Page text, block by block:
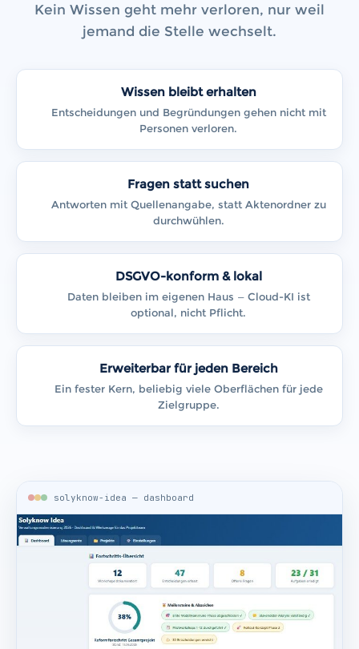
Kein Wissen geht mehr verloren, nur weil
jemand die Stelle wechselt.
Wissen bleibt erhalten
Entscheidungen und Begründungen gehen nicht mit
Personen verloren.
Fragen statt suchen
Antworten mit Quellenangabe, statt Aktenordner zu
durchwühlen.
DSGVO-konform & lokal
Daten bleiben im eigenen Haus — Cloud-KI ist
optional, nicht Pflicht.
Erweiterbar für jeden Bereich
Ein fester Kern, beliebig viele Oberflächen für jede
Zielgruppe.
solyknow-idea — dashboard